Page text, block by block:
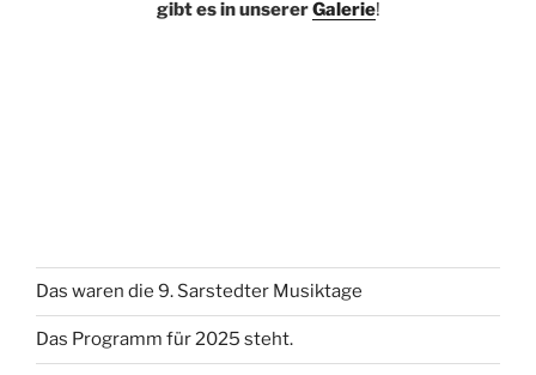
gibt es in unsererGalerie!
Das waren die 9. Sarstedter Musiktage
Das Programm für 2025 steht.